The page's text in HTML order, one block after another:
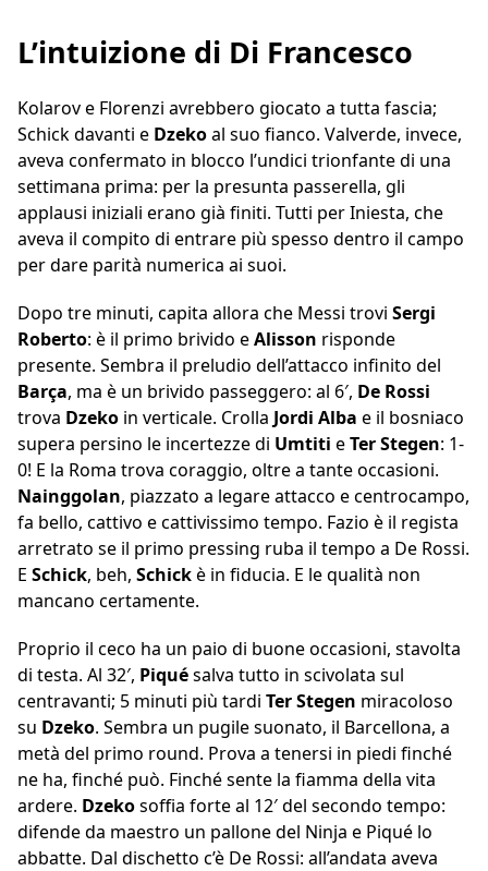
L’intuizione di Di Francesco
Kolarov e Florenzi avrebbero giocato a tutta fascia;
Schick davanti e Dzekoal suo fianco. Valverde, invece,
aveva confermato in blocco l’undici trionfante di una
settimana prima: per la presunta passerella, gli
applausi iniziali erano già finiti. Tutti per Iniesta, che
aveva il compito di entrare più spesso dentro il campo
per dare parità numerica ai suoi.
Dopo tre minuti, capita allora che Messi trovi Sergi
Roberto: è il primo brivido eAlisson risponde
presente. Sembra il preludio dell’attacco infinito del
Barça, ma è un brivido passeggero: al 6′, De Rossi
trova Dzeko in verticale. Crolla Jordi Alba e il bosniaco
supera persino le incertezze di Umtiti eTer Stegen: 1-
0! E la Roma trova coraggio, oltre a tante occasioni.
Nainggolan, piazzato a legare attacco e centrocampo,
fa bello, cattivo e cattivissimo tempo. Fazio è il regista
arretrato se il primo pressing ruba il tempo a De Rossi.
E Schick, beh, Schickè in fiducia. E le qualità non
mancano certamente.
Proprio il ceco ha un paio di buone occasioni, stavolta
di testa. Al 32′, Piquésalva tutto in scivolata sul
centravanti; 5 minuti più tardi Ter Stegen miracoloso
su Dzeko. Sembra un pugile suonato, il Barcellona, a
metà del primo round. Prova a tenersi in piedi finché
ne ha, finché può. Finché sente la fiamma della vita
ardere. Dzekosoffia forte al 12′ del secondo tempo:
difende da maestro un pallone del Ninja e Piqué lo
abbatte. Dal dischetto c’è De Rossi: all’andata aveva